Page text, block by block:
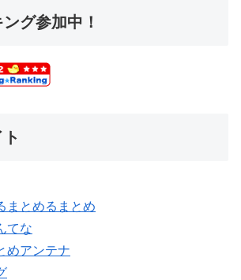
グ参加中！
まとめるまとめ
てな
めアンテナ